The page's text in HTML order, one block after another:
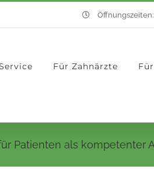
Für Zahnärzte
Patienten als kompetenter